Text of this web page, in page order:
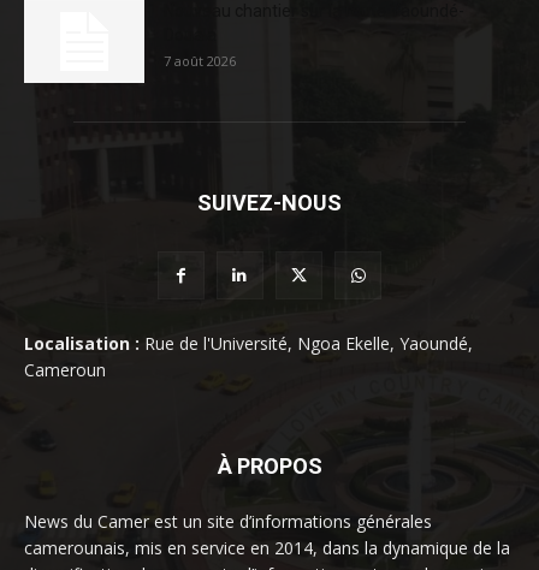
7 août 2026
SUIVEZ-NOUS
Localisation : Rue de l'Université, Ngoa Ekelle, Yaoundé,
Cameroun
À PROPOS
News du Camer est un site d’informations générales
camerounais, mis en service en 2014, dans la dynamique de la